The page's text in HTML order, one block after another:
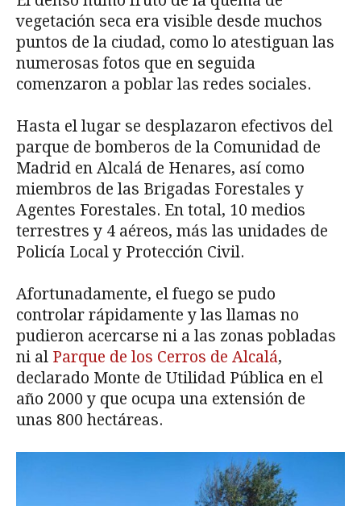
vegetación seca era visible desde muchos
puntos de la ciudad, como lo atestiguan las
numerosas fotos que en seguida
comenzaron a poblar las redes sociales.
Hasta el lugar se desplazaron efectivos del
parque de bomberos de la Comunidad de
Madrid en Alcalá de Henares, así como
miembros de las Brigadas Forestales y
Agentes Forestales. En total, 10 medios
terrestres y 4 aéreos, más las unidades de
Policía Local y Protección Civil.
Afortunadamente, el fuego se pudo
controlar rápidamente y las llamas no
pudieron acercarse ni a las zonas pobladas
ni al Parque de los Cerros de Alcalá,
declarado Monte de Utilidad Pública en el
año 2000 y que ocupa una extensión de
unas 800 hectáreas.